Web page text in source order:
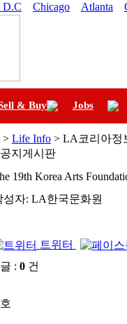
D.C Chicago Atlanta
& Buy Jobs
> Life Info > LA코리아정
공지게시판
19th Korea Arts
성자: LA한국문화원
트위터
: 0 건